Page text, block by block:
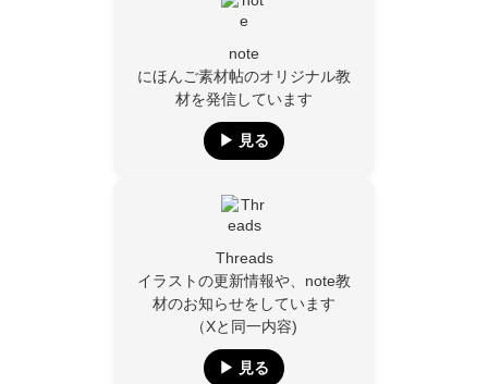
note
にほんご素材帖のオリジナル教
材を発信しています
▶︎ 見る
Threads
イラストの更新情報や、note教
材のお知らせをしています
（Xと同一内容)
▶︎ 見る